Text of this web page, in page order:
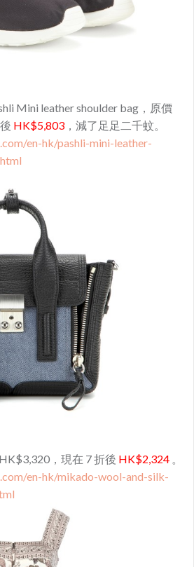
Mini leather shoulder bag，原價
HK$5,803 ，減了足足二千蚊。
en-hk/pashli-mini-leather-
，現在 7 折後 HK$2,324 。
en-hk/mikado-wool-and-silk-